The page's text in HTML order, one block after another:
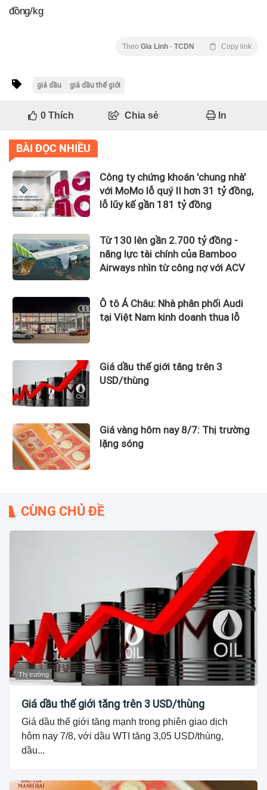
đồng/kg
Theo Gia Linh - TCDN Copy link
giá dầu giá dầu thế giới
0Thích Chia sẻ In
BÀI ĐỌC NHIỀU
Công ty chứng khoán 'chung nhà'
với MoMo lỗ quý II hơn 31 tỷ đồng,
lỗ lũy kế gần 181 tỷ đồng
Từ 130 lên gần 2.700 tỷ đồng -
năng lực tài chính của Bamboo
Airways nhìn từ công nợ với ACV
Ô tô Á Châu: Nhà phân phối Audi
tại Việt Nam kinh doanh thua lỗ
Giá dầu thế giới tăng trên 3
USD/thùng
Giá vàng hôm nay 8/7: Thị trường
lặng sóng
CÙNG CHỦ ĐỀ
Thị trường
Giá dầu thế giới tăng trên 3 USD/thùng
Giá dầu thế giới tăng mạnh trong phiên giao dịch
hôm nay 7/8, với dầu WTI tăng 3,05 USD/thùng,
dầu...